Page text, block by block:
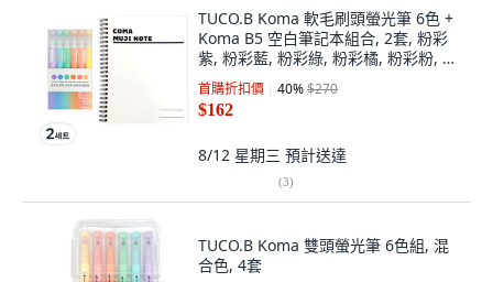
TUCO.B Koma 軟毛刷頭螢光筆 6色 +
Koma B5 空白筆記本組合, 2套, 粉彩
紫, 粉彩藍, 粉彩綠, 粉彩橘, 粉彩粉, 粉
彩黃(螢光筆), 白色(筆記本)
首購折扣價 40%$270
$162
8/12 星期三 預計送達
(3)
TUCO.B Koma 雙頭螢光筆 6色組, 混
合色, 4套